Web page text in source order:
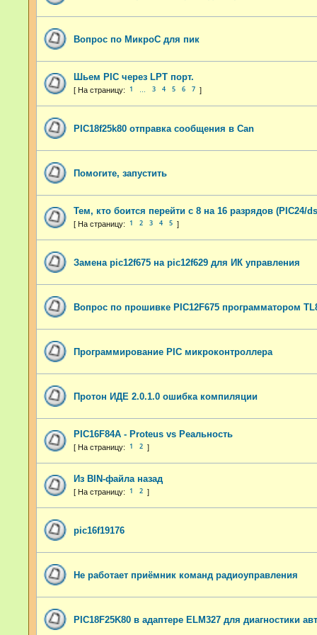
Вопрос по МикроС для пик
Шьем PIC через LPT порт.
1 3 4 5 6 7
PIC18f25k80 отправка сообщения в Can
Помогите, запустить
Тем, кто боится перейти с 8 на 16 разрядов (PIC24/
1 2 3 4 5
Замена pic12f675 на pic12f629 для ИК управления
Вопрос по прошивке PIC12F675 программатором
Программирование PIC микроконтроллера
Протон ИДЕ 2.0.1.0 ошибка компиляции
PIC16F84A - Proteus vs Реальность
1 2
Из BIN-файла назад
1 2
pic16f19176
Не работает приёмник команд радиоуправления
PIC18F25K80 в адаптере ELM327 для диагностики